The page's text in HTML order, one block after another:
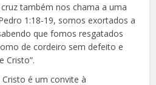
também nos chama a uma
1:18-19, somos exortados a
que fomos resgatados
de cordeiro sem defeito e
Cristo”.
é um convite à